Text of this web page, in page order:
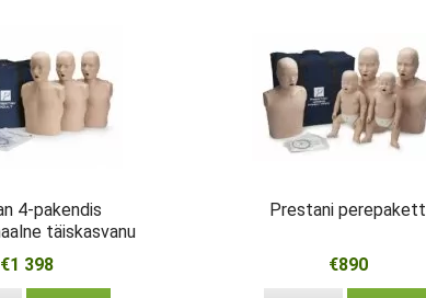
4-pakendis
täiskasvanu
€1 398
Prestani perepakett
€890